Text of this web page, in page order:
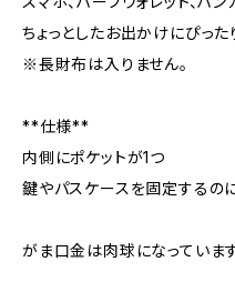
ちょっとしたお出かけにぴった
※長財布は入りません。
**仕様**
内側にポケットが1つ
鍵やパスケースを固定するの
がま口金は肉球になっています